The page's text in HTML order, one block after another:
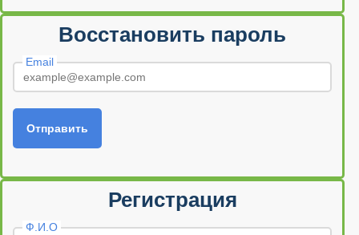
Восстановить пароль
Email
Отправить
Регистрация
Ф.И.О